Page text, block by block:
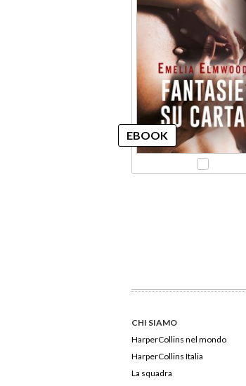
CHI SIAMO
HarperCollins nel mondo
HarperCollins Italia
La squadra